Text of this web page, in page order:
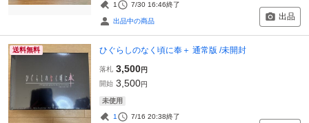
1 7/30 16:46終了
出品中の商品 出品
送料無料 ひぐらしのなく頃に奉＋ 通常版 /未開封
落札 3,500円
開始 3,500円
未使用
1 7/16 20:38終了